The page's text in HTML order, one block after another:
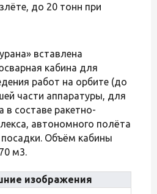
до 20 тонн при
вставлена
кабина для
работ на орбите (до
части аппаратуры, для
в составе ракетно-
автономного полёта
посадки. Объём кабины
м3.
изображения